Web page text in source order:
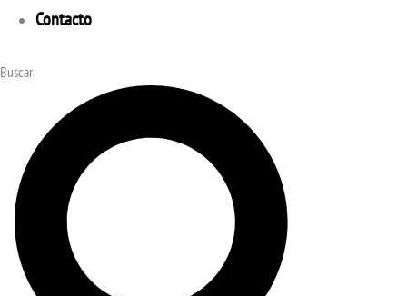
Contacto
Buscar